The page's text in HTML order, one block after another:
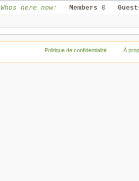
Whos here now: Members 0
Politique de confidentialité À